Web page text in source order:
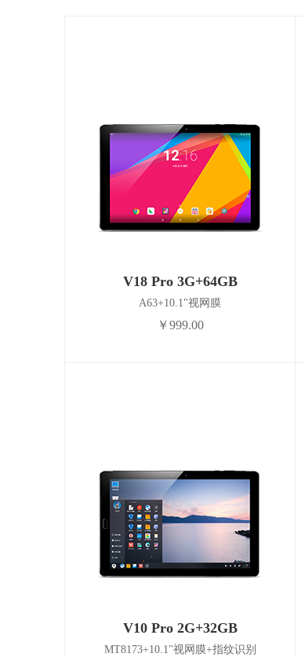
V18 Pro 3G+64GB
A63+10.1"视网膜
￥999.00
V10 Pro 2G+32GB
MT8173+10.1"视网膜+指纹识别